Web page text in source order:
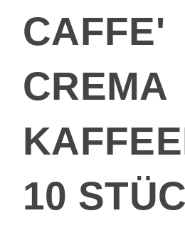
CAFFE'
CREMA
10